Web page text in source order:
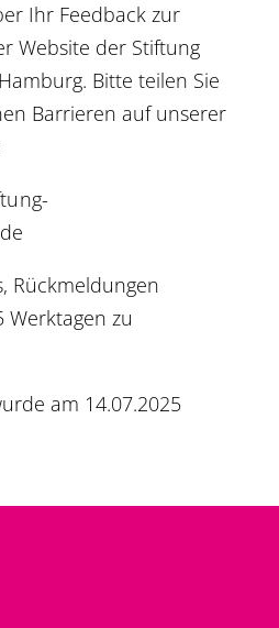
Ihr Feedback zur
Website der Stiftung
Bitte teilen Sie
Barrieren auf unserer
Rückmeldungen
Werktagen zu
am 14.07.2025